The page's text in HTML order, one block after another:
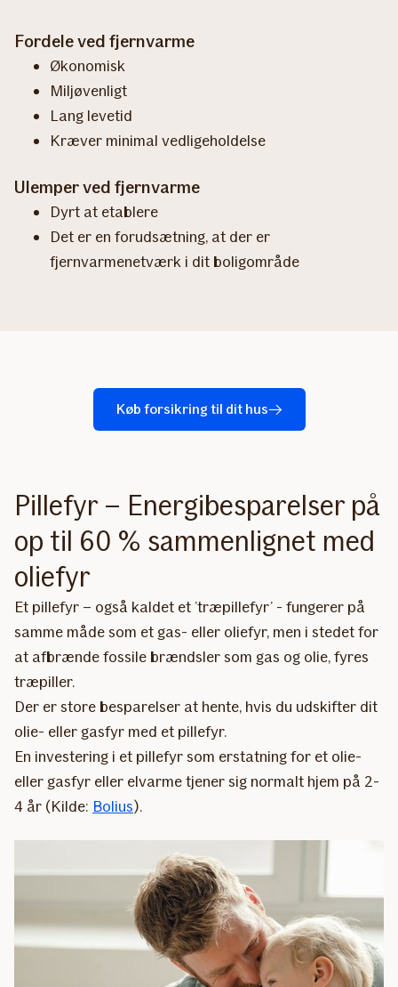
Fordele ved fjernvarme
Økonomisk
Miljøvenligt
Lang levetid
Kræver minimal vedligeholdelse
Ulemper ved fjernvarme
Dyrt at etablere
Det er en forudsætning, at der er
fjernvarmenetværk i dit boligområde
Køb forsikring til dit hus
Pillefyr – Energibesparelser på
op til 60 % sammenlignet med
oliefyr
Et pillefyr – også kaldet et ’træpillefyr’ - fungerer på
samme måde som et gas- eller oliefyr, men i stedet for
at afbrænde fossile brændsler som gas og olie, fyres
træpiller.
Der er store besparelser at hente, hvis du udskifter dit
olie- eller gasfyr med et pillefyr.
En investering i et pillefyr som erstatning for et olie-
eller gasfyr eller elvarme tjener sig normalt hjem på 2-
4 år (Kilde: Bolius).